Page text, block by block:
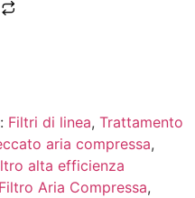
Filtri di linea, Trattamento
aria compressa,
alta efficienza
Filtro Aria Compressa,